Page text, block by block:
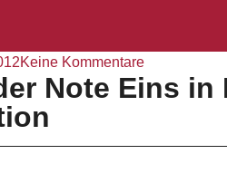
Keine Kommentare
Note Eins in